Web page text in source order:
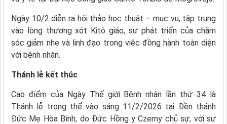
Ngày 10/2 diễn ra hội thảo học thuật – mục vụ, tập trung
vào lòng thương xót Kitô giáo, sự phát triển của chăm
sóc giảm nhẹ và linh đạo trong việc đồng hành toàn diện
với bệnh nhân.
Thánh lễ kết thúc
Cao điểm của Ngày Thế giới Bệnh nhân lần thứ 34 là
Thánh lễ trọng thể vào sáng 11/2/2026 tại Đền thánh
Đức Mẹ Hòa Bình, do Đức Hồng y Czerny chủ sự, với sự